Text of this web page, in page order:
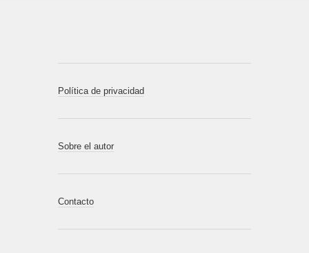
Política de privacidad
Sobre el autor
Contacto